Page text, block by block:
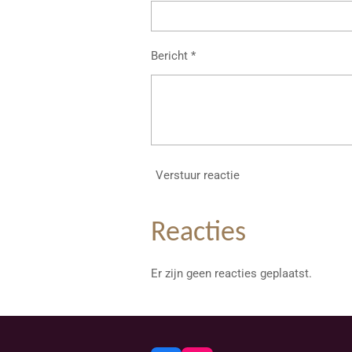
Bericht *
Verstuur reactie
Reacties
Er zijn geen reacties geplaatst.